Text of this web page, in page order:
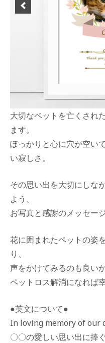
大切なペットを亡くされ
ます。
ぽっかりと心に穴が空い
い寂しさ。
その思い出を大切にしな
よう、
お写真と感謝のメッセー
花に囲まれたペットの姿
り、
声をかけてみるのも良い
ペットロス解消になれば幸
●英文について●
In loving memory of our
〇〇の愛しい思い出に捧ぐ